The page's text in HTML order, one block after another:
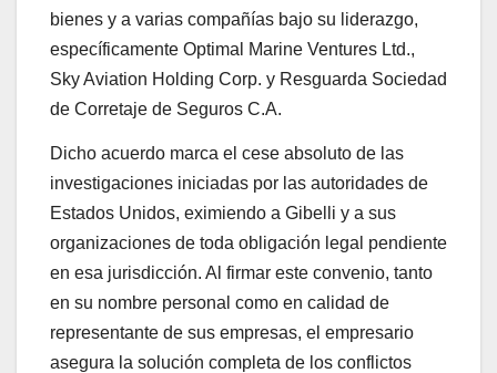
bienes y a varias compañías bajo su liderazgo,
específicamente Optimal Marine Ventures Ltd.,
Sky Aviation Holding Corp. y Resguarda Sociedad
de Corretaje de Seguros C.A.
Dicho acuerdo marca el cese absoluto de las
investigaciones iniciadas por las autoridades de
Estados Unidos, eximiendo a Gibelli y a sus
organizaciones de toda obligación legal pendiente
en esa jurisdicción. Al firmar este convenio, tanto
en su nombre personal como en calidad de
representante de sus empresas, el empresario
asegura la solución completa de los conflictos